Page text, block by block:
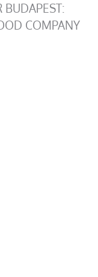
BUDAPEST:
COMPANY